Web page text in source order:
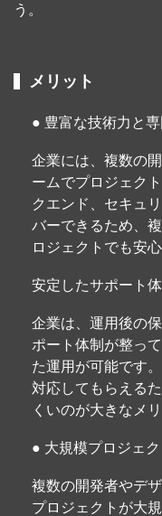
う。
メリット
● 豊富な技術力と
企業には、複数の
ームでプロジェク
クエンド、セキュ
バーできるため、
ロジェクトでも安
安定したサポート体
企業は、運用後の
ポート体制が整っ
た運用が可能です
対応してもらえる
くいのが大きなメ
● 大規模プロジェ
複数の開発者やデ
プロジェクトが大